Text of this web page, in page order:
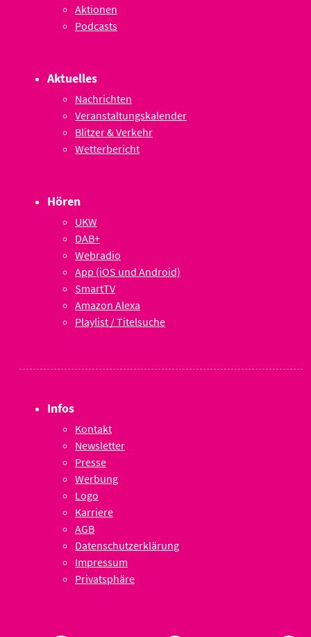
Aktionen
Podcasts
Aktuelles
Nachrichten
Veranstaltungskalender
Blitzer & Verkehr
Wetterbericht
Hören
UKW
DAB+
Webradio
App (iOS und Android)
SmartTV
Amazon Alexa
Playlist / Titelsuche
Infos
Kontakt
Newsletter
Presse
Werbung
Logo
Karriere
AGB
Datenschutzerklärung
Impressum
Privatsphäre